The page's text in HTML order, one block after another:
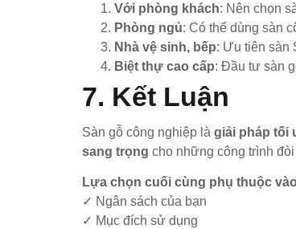
Với phòng khách: Nên chọn
Phòng ngủ: Có thể dùng sàn
Nhà vệ sinh, bếp: Ưu tiên sàn
Biệt thự cao cấp: Đầu tư sàn
7. Kết Luận
Sàn gỗ công nghiệp là giải pháp tối
sang trọng cho những công trình
Lựa chọn cuối cùng phụ thuộc
✓ Ngân sách của bạn
✓ Mục đích sử dụng